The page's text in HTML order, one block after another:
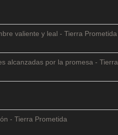
valiente y leal - Tierra Prometida
alcanzadas por la promesa - Tierra
- Tierra Prometida